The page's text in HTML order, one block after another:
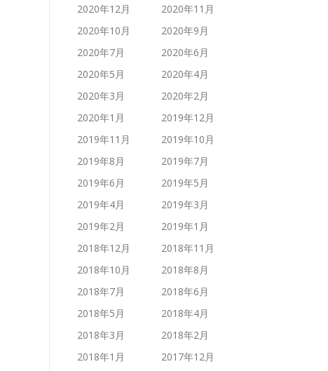
2020年12月
2020年11月
2020年10月
2020年9月
2020年7月
2020年6月
2020年5月
2020年4月
2020年3月
2020年2月
2020年1月
2019年12月
2019年11月
2019年10月
2019年8月
2019年7月
2019年6月
2019年5月
2019年4月
2019年3月
2019年2月
2019年1月
2018年12月
2018年11月
2018年10月
2018年8月
2018年7月
2018年6月
2018年5月
2018年4月
2018年3月
2018年2月
2018年1月
2017年12月